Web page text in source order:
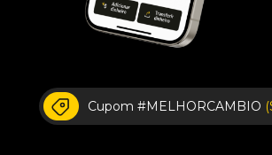
Cupom #MELHORCAMBIO